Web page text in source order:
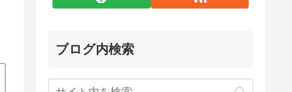
ブログ内検索